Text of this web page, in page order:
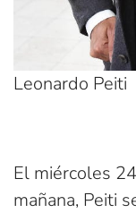
Leonardo Peiti
El miércoles
mañana, Peiti